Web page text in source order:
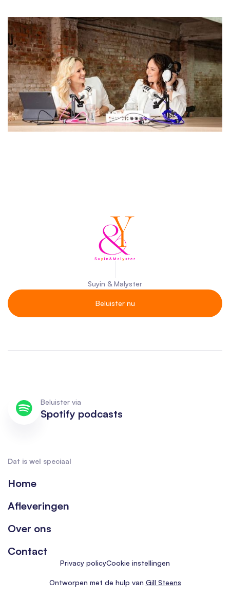
Suyin & Malyster
Beluister nu
Dat is wel speciaal
Home
Afleveringen
Over ons
Contact
Beluister via
Spotify podcasts
Privacy policyCookie instellingen
Ontworpen met de hulp van Gill Steens